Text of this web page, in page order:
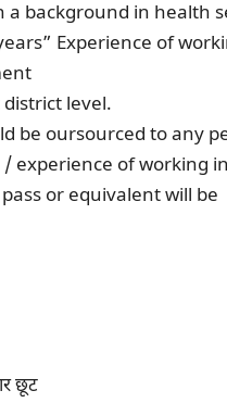
background in health
Experience of
level.
be oursourced to any
experience of working
or equivalent will be
छूट